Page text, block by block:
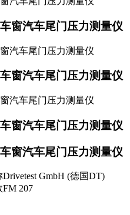
窗汽车尾门压力测量仪
窗汽车尾门压力测量仪
窗汽车尾门压力测量仪
窗汽车尾门压力测量仪
Drivetest GmbH (德国DT)
FM 207